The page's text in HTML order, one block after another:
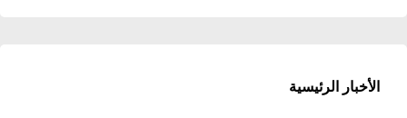
الأخبار الرئيسية